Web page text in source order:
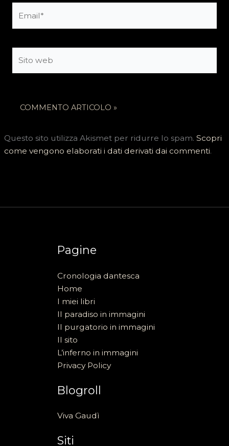
web
Questo sito utilizza Akismet per ridurre lo spam.Scopri
come vengono elaborati i dati derivati dai commenti.
Pagine
Cronologia dantesca
Home
I miei libri
Il paradiso in immagini
Il purgatorio in immagini
Il sito
L’inferno in immagini
Privacy Policy
Blogroll
Viva Gaudì
Siti